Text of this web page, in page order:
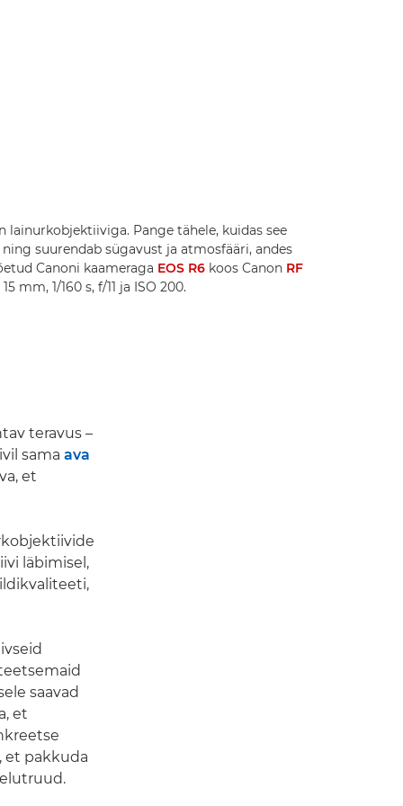
lainurkobjektiiviga. Pange tähele, kuidas see
suurendab sügavust ja atmosfääri, andes
Canoni kaameraga EOS R6koos Canon RF
mm, 1/160 s, f/11 ja ISO 200.
teravus –
sama ava
et
läbimisel,
saavad
et
et pakkuda